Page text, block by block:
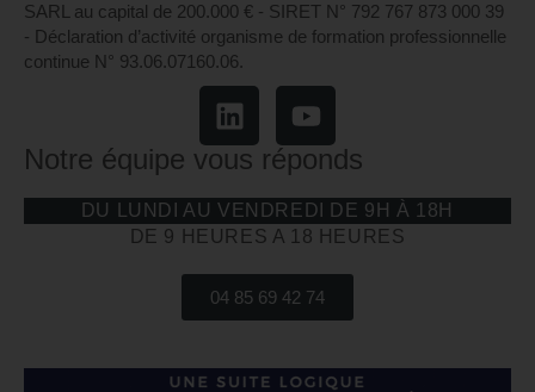
SARL au capital de 200.000 € - SIRET N° 792 767 873 000 39
- Déclaration d’activité organisme de formation professionnelle
continue N° 93.06.07160.06.
Notre équipe vous réponds
DU LUNDI AU VENDREDI DE 9H À 18H
DE 9 HEURES A 18 HEURES
04 85 69 42 74